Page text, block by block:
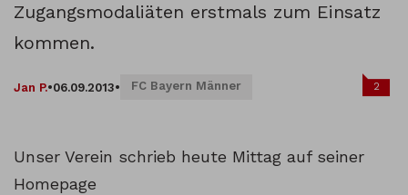
Zugangsmodaliäten erstmals zum Einsatz
kommen.
Jan P.•06.09.2013• FC Bayern Männer 2
Unser Verein schrieb heute Mittag auf seiner
Homepage